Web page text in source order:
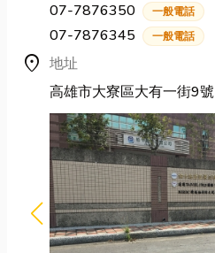
07-7876350
一般電話
07-7876345 一般電話
location_on 地址
高雄市大寮區大有一街9號